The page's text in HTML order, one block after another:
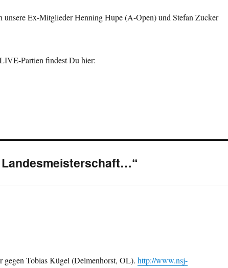
unsere Ex-Mitglieder Henning Hupe (A-Open) und Stefan Zucker
Partien findest Du hier:
Landesmeisterschaft…“
gegen Tobias Kügel (Delmenhorst, OL).http://www.nsj-